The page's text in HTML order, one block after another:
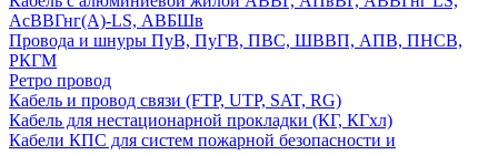
АсВВГнг(А)-LS, АВБШв
Провода и шнуры ПуВ, ПуГВ, ПВС, ШВВП, АПВ, ПНСВ,
РКГМ
Ретро провод
Кабель и провод связи (FTP, UTP, SAT, RG)
Кабель для нестационарной прокладки (КГ, КГхл)
Кабели КПС для систем пожарной безопасности и